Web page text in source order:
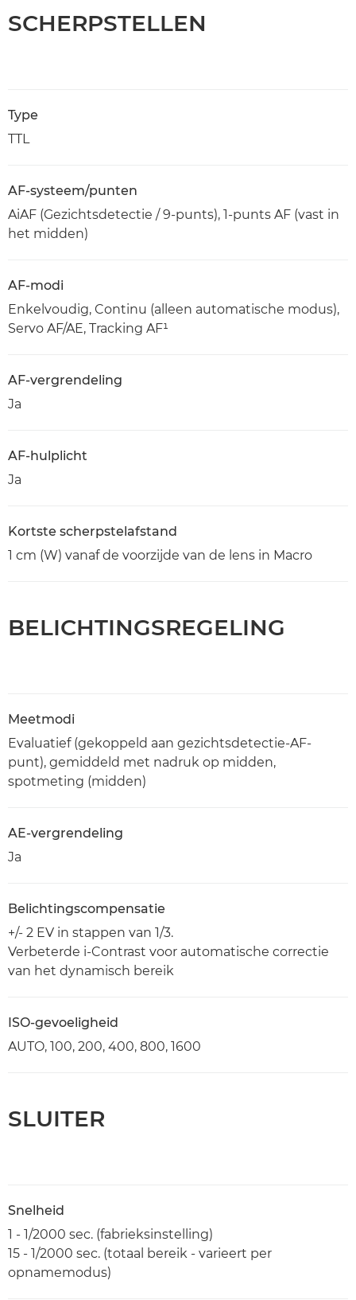
SCHERPSTELLEN
Type
TTL
AF-systeem/punten
AiAF (Gezichtsdetectie / 9-punts), 1-punts AF (vast in
het midden)
AF-modi
Enkelvoudig, Continu (alleen automatische modus),
Servo AF/AE, Tracking AF¹
AF-vergrendeling
Ja
AF-hulplicht
Ja
Kortste scherpstelafstand
1 cm (W) vanaf de voorzijde van de lens in Macro
BELICHTINGSREGELING
Meetmodi
Evaluatief (gekoppeld aan gezichtsdetectie-AF-
punt), gemiddeld met nadruk op midden,
spotmeting (midden)
AE-vergrendeling
Ja
Belichtingscompensatie
+/- 2 EV in stappen van 1/3.
Verbeterde i-Contrast voor automatische correctie
van het dynamisch bereik
ISO-gevoeligheid
AUTO, 100, 200, 400, 800, 1600
SLUITER
Snelheid
1 - 1/2000 sec. (fabrieksinstelling)
15 - 1/2000 sec. (totaal bereik - varieert per
opnamemodus)